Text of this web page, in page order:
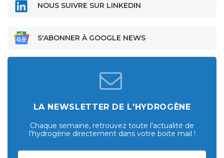
NOUS SUIVRE SUR LINKEDIN
S'ABONNER À GOOGLE NEWS
LA NEWSLETTER DE L'HYDROGÈNE
Chaque semaine, retrouvez toute l'actualité de
l'hydrogène directement dans votre boite mail !